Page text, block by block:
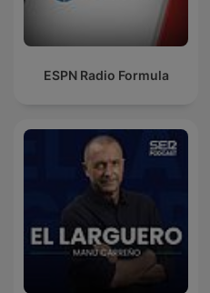
ESPN Radio Formula